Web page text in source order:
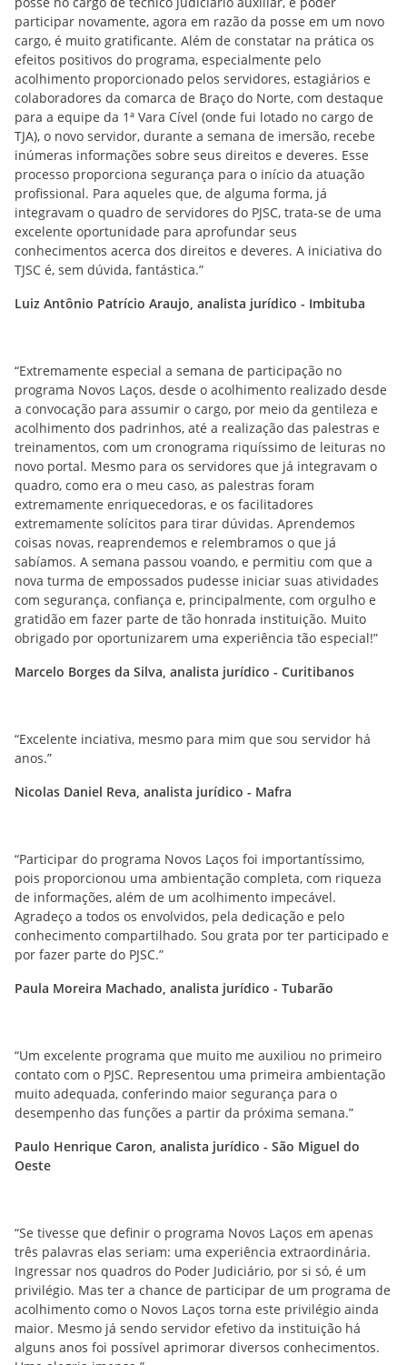
participar novamente, agora em razão da posse em um novo
cargo, é muito gratificante. Além de constatar na prática os
efeitos positivos do programa, especialmente pelo
acolhimento proporcionado pelos servidores, estagiários e
colaboradores da comarca de Braço do Norte, com destaque
para a equipe da 1ª Vara Cível (onde fui lotado no cargo de
TJA), o novo servidor, durante a semana de imersão, recebe
inúmeras informações sobre seus direitos e deveres. Esse
processo proporciona segurança para o início da atuação
profissional. Para aqueles que, de alguma forma, já
integravam o quadro de servidores do PJSC, trata-se de uma
excelente oportunidade para aprofundar seus
conhecimentos acerca dos direitos e deveres. A iniciativa do
TJSC é, sem dúvida, fantástica.”
Luiz Antônio Patrício Araujo, analista jurídico - Imbituba
“Extremamente especial a semana de participação no
programa Novos Laços, desde o acolhimento realizado desde
a convocação para assumir o cargo, por meio da gentileza e
acolhimento dos padrinhos, até a realização das palestras e
treinamentos, com um cronograma riquíssimo de leituras no
novo portal. Mesmo para os servidores que já integravam o
quadro, como era o meu caso, as palestras foram
extremamente enriquecedoras, e os facilitadores
extremamente solícitos para tirar dúvidas. Aprendemos
coisas novas, reaprendemos e relembramos o que já
sabíamos. A semana passou voando, e permitiu com que a
nova turma de empossados pudesse iniciar suas atividades
com segurança, confiança e, principalmente, com orgulho e
gratidão em fazer parte de tão honrada instituição. Muito
obrigado por oportunizarem uma experiência tão especial!”
Marcelo Borges da Silva, analista jurídico - Curitibanos
“Excelente inciativa, mesmo para mim que sou servidor há
anos.”
Nicolas Daniel Reva, analista jurídico - Mafra
“Participar do programa Novos Laços foi importantíssimo,
pois proporcionou uma ambientação completa, com riqueza
de informações, além de um acolhimento impecável.
Agradeço a todos os envolvidos, pela dedicação e pelo
conhecimento compartilhado. Sou grata por ter participado e
por fazer parte do PJSC.”
Paula Moreira Machado, analista jurídico - Tubarão
“Um excelente programa que muito me auxiliou no primeiro
contato com o PJSC. Representou uma primeira ambientação
muito adequada, conferindo maior segurança para o
desempenho das funções a partir da próxima semana.”
Paulo Henrique Caron, analista jurídico - São Miguel do
Oeste
“Se tivesse que definir o programa Novos Laços em apenas
três palavras elas seriam: uma experiência extraordinária.
Ingressar nos quadros do Poder Judiciário, por si só, é um
privilégio. Mas ter a chance de participar de um programa de
acolhimento como o Novos Laços torna este privilégio ainda
maior. Mesmo já sendo servidor efetivo da instituição há
alguns anos foi possível aprimorar diversos conhecimentos.